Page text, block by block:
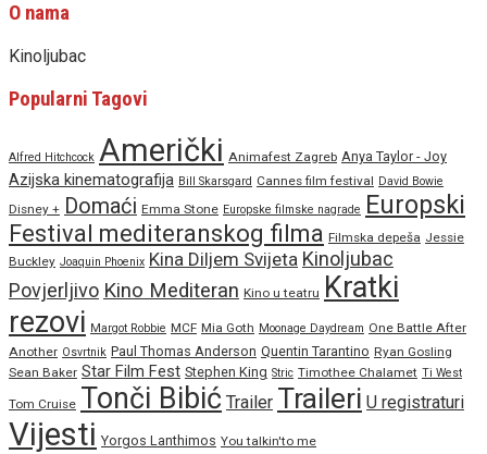
O nama
Kinoljubac
Popularni Tagovi
Alfred Hitchcock Američki Animafest Zagreb Anya Taylor - Joy
Azijska kinematografija Bill Skarsgard Cannes film festival David Bowie
Disney + Domaći Emma Stone Europske filmske nagrade Europski
Festival mediteranskog filma Filmska depeša Jessie
Buckley Joaquin Phoenix Kina Diljem Svijeta Kinoljubac
Povjerljivo Kino Mediteran Kino u teatru Kratki
rezovi Margot Robbie MCF Mia Goth Moonage Daydream One Battle After
Another Osvrtnik Paul Thomas Anderson Quentin Tarantino Ryan Gosling
Sean Baker Star Film Fest Stephen King Stric Timothee Chalamet Ti West
Tom Cruise Tonči Bibić Trailer Traileri U registraturi
Vijesti Yorgos Lanthimos You talkin'to me